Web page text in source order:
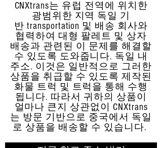
CNXtrans는 유럽 전역에 위치한
광범위한 지역 독일 기
반 transportation 및 배송 회사와
협력하여 대형 팔레트 및 상자
배송과 관련된 이 문제를 해결할
수 있도록 도와줍니다. 독일 내
주소. 이것은 일반적으로 그러한
상품을 취급할 수 있도록 제작된
화물 트럭 및 트럭을 통해 수행
됩니다. 따라서 귀하의 상품이
얼마나 큰지 상관없이 CNXtrans
는 방문 기반으로 중국에서 독일
로 상품을 배송할 수 있습니다.